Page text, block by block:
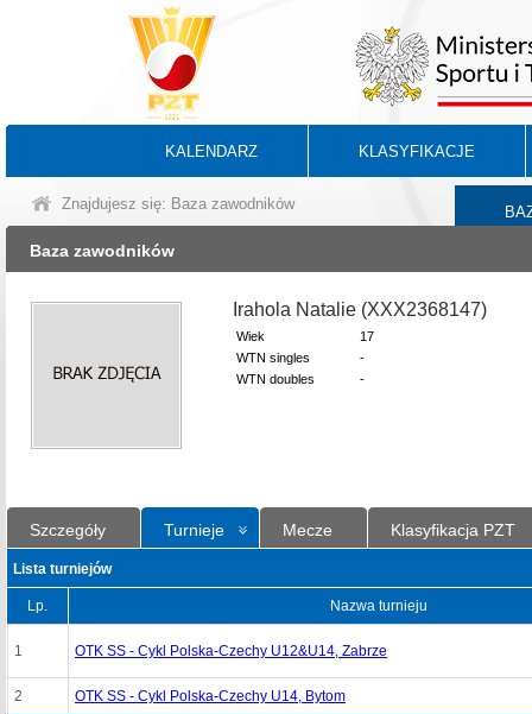
KALENDARZ KLASYFIKACJE
Znajdujesz się: Baza zawodników
Baza zawodników
Irahola Natalie (XXX2368147)
Wiek
17
WTN singles
-
WTN doubles
-
Szczegóły Turnieje Mecze Klasyfikacja PZT
Lista turniejów
Lp. Nazwa turnieju
1 OTK SS - Cykl Polska-Czechy U12&U14, Zabrze
2 OTK SS - Cykl Polska-Czechy U14, Bytom